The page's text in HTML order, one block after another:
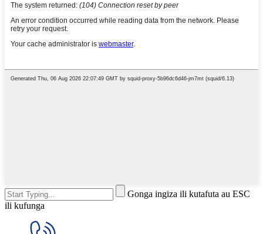
Gonga ingiza ili kutafuta au ESC
ili kufunga